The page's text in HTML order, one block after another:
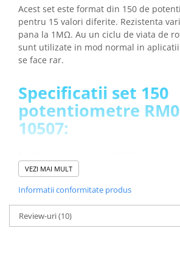
Descarcatoare de Supratensiune
Contactoare
Blocuri de Distributie
Tablouri Electrice
Stabilizatoare de Tensiune
Convertoare de Tensiune
Banda Izolatoare
Smart Home
Intrerupatoare Smart
Prize Inteligente
Module Smart Home
Camere Supraveghere
Acest set este format din 150 de
pentru 15 valori diferite. Rezistenta
pana la 1MΩ. Au un ciclu de viata de
sunt utilizate in mod normal in
se face rar.
Specificatii set 150
potentiometre
10507:
Unghi rotatie:
Ciclu de viata rotatii:
Rezistenta:variabila (100Ω, 200Ω,
4.7KΩ, 10KΩ, 20KΩ, 30K, 47KΩ,
500KΩ, 1MΩ)
VEZI MAI MULT
Informatii conformitate produs
Review-uri(10)